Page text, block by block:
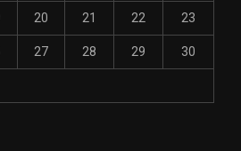
20 21 22 23
27 28 29 30